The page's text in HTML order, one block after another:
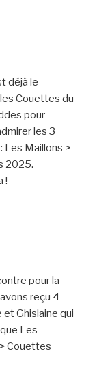
déjà le
Couettes du
pour
les 3
Les Maillons >
2025.
!
pour la
reçu 4
Ghislaine qui
Les
Couettes